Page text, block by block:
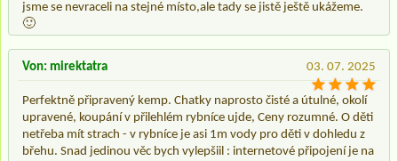
jsme se nevraceli na stejné místo,ale tady se jistě ještě ukážeme.
🙂
03. 07. 2025
Von: mirektatra
Perfektně připravený kemp. Chatky naprosto čisté a útulné, okolí
upravené, koupání v přilehlém rybníce ujde, Ceny rozumné. O děti
netřeba mít strach - v rybníce je asi 1m vody pro děti v dohledu z
břehu. Snad jedinou věc bych vylepšiil : internetové připojení je na